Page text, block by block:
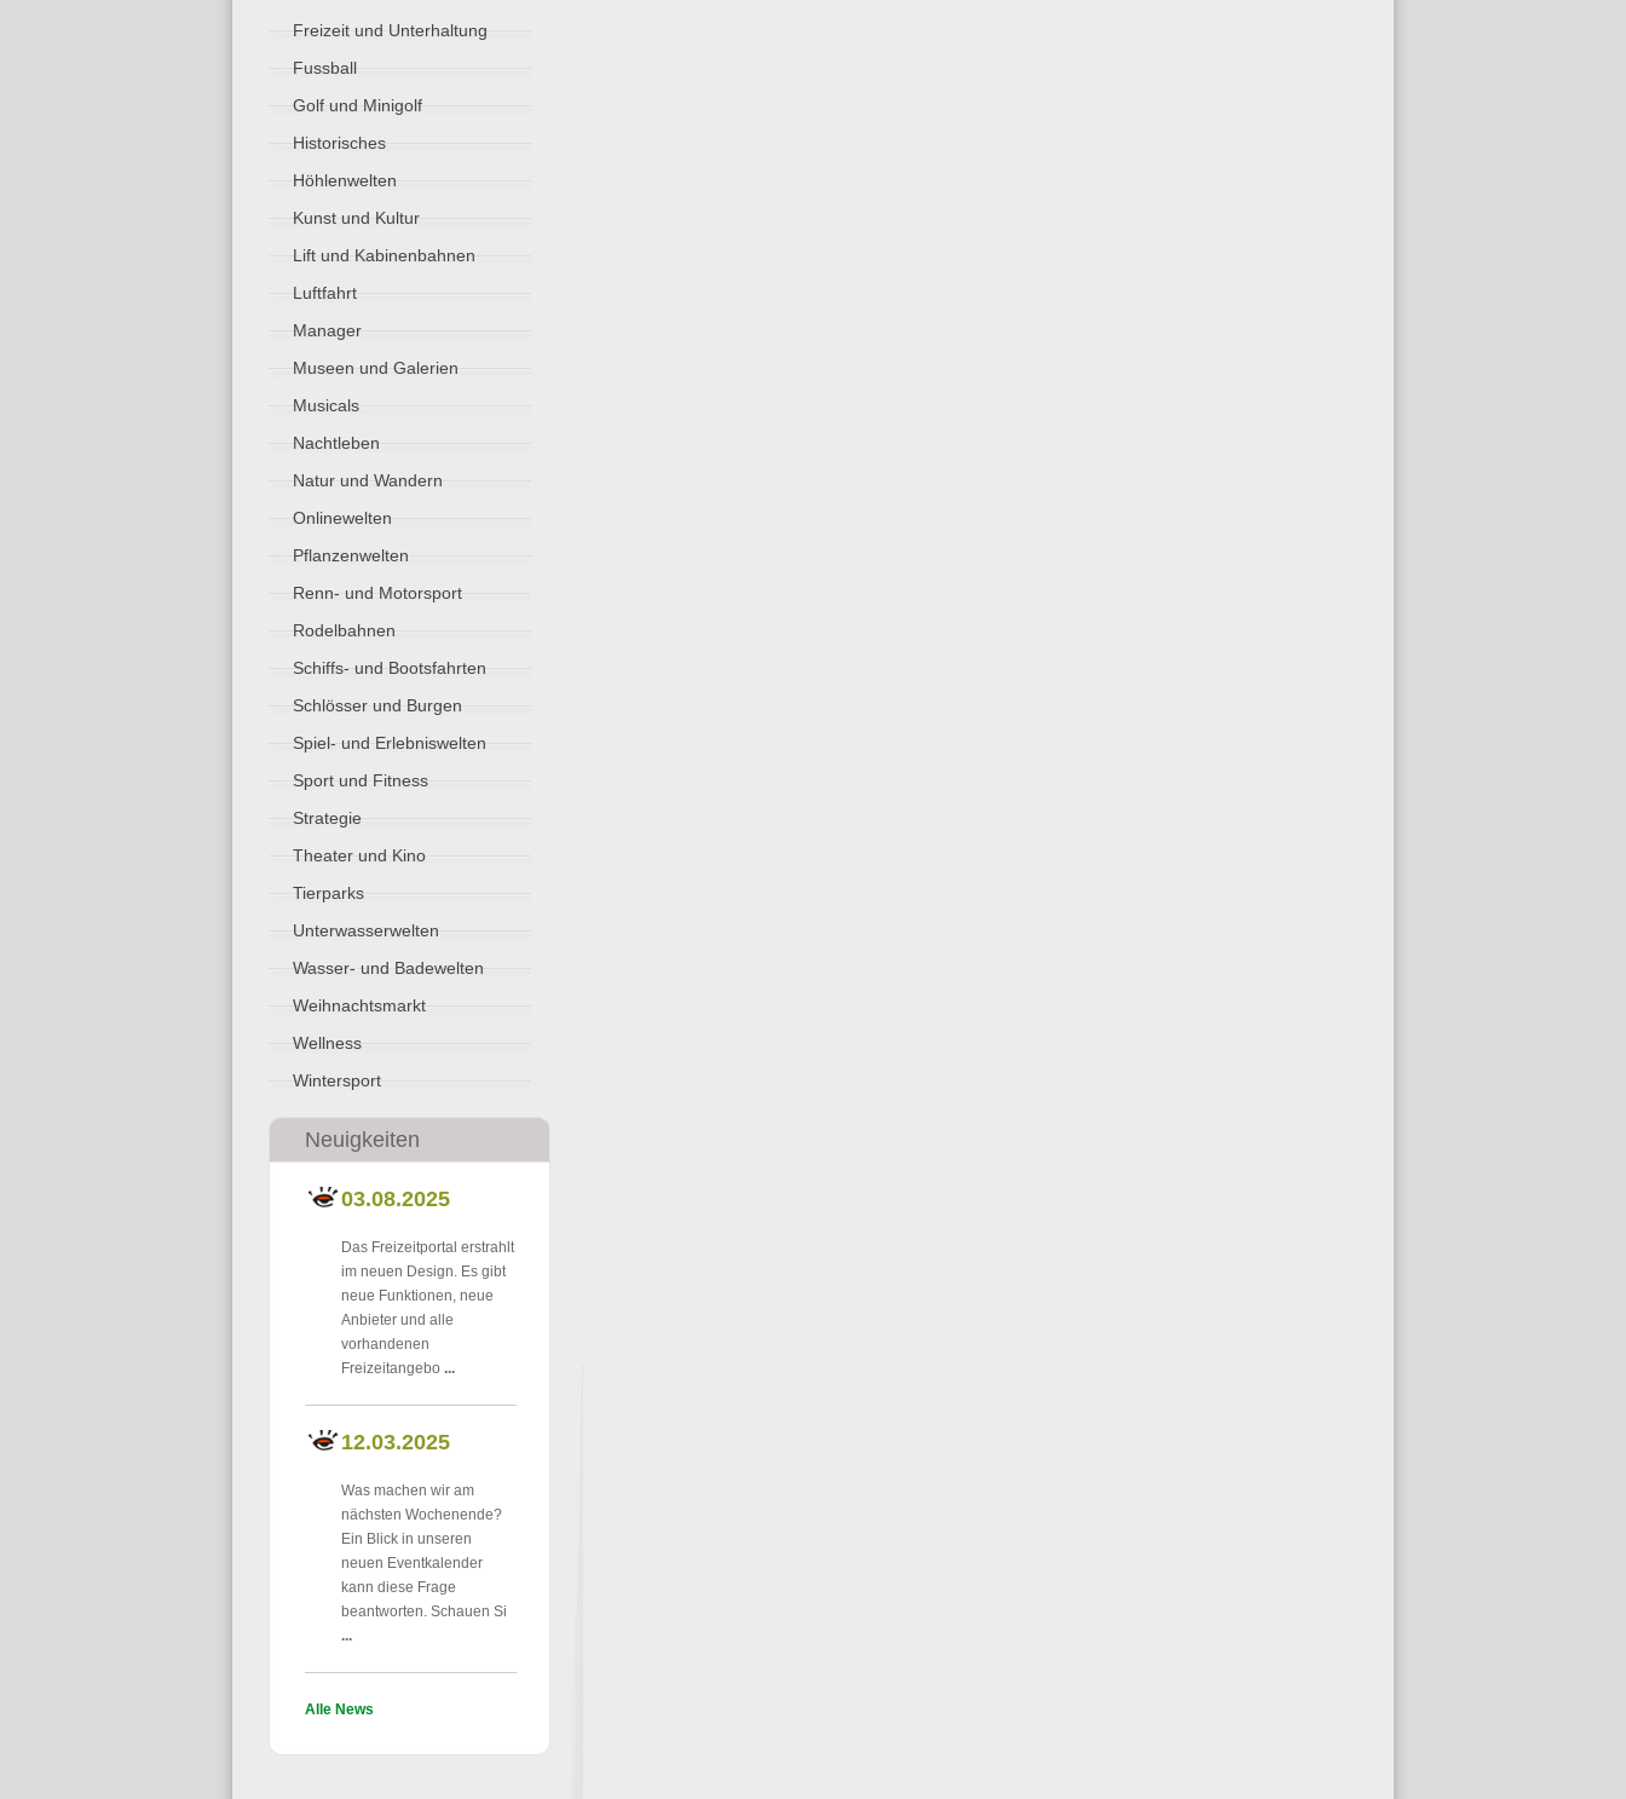
Freizeit und Unterhaltung
Fussball
Golf und Minigolf
Historisches
Höhlenwelten
Kunst und Kultur
Lift und Kabinenbahnen
Luftfahrt
Manager
Museen und Galerien
Musicals
Nachtleben
Natur und Wandern
Onlinewelten
Pflanzenwelten
Renn- und Motorsport
Rodelbahnen
Schiffs- und Bootsfahrten
Schlösser und Burgen
Spiel- und Erlebniswelten
Sport und Fitness
Strategie
Theater und Kino
Tierparks
Unterwasserwelten
Wasser- und Badewelten
Weihnachtsmarkt
Wellness
Wintersport
Neuigkeiten
03.08.2025
Das Freizeitportal erstrahlt
im neuen Design. Es gibt
neue Funktionen, neue
Anbieter und alle
vorhandenen
Freizeitangebo ...
12.03.2025
Was machen wir am
nächsten Wochenende?
Ein Blick in unseren
neuen Eventkalender
kann diese Frage
beantworten. Schauen Si
...
Alle News